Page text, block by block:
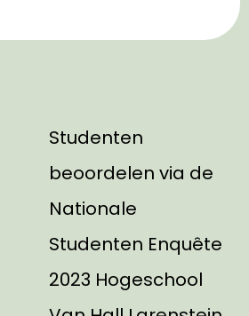
Studenten
beoordelen via de
Nationale
Studenten Enquête
2023 Hogeschool